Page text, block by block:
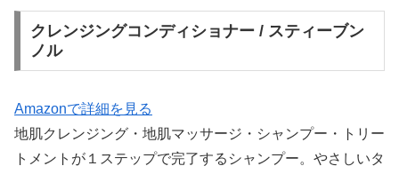
クレンジングコンディショナー / スティーブン
ノル
Amazonで詳細を見る
地肌クレンジング・地肌マッサージ・シャンプー・トリー
トメントが１ステップで完了するシャンプー。やさしいタ